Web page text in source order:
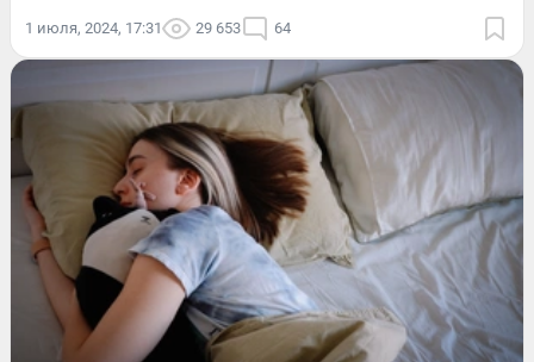
1 июля, 2024, 17:31 29 653 64